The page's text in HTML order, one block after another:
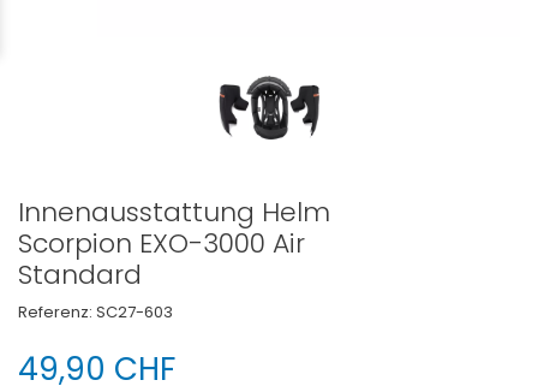
Innenausstattung Helm
Scorpion EXO-3000 Air
Standard
Referenz: SC27-603
49,90 CHF